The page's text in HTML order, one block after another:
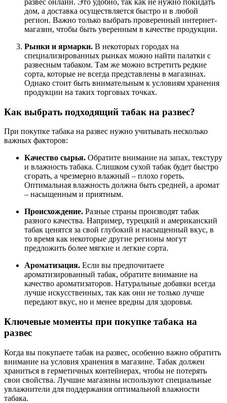
дом, а доставка осуществляется быстро и в любой
регион. Важно только выбрать проверенный интернет-
магазин, чтобы быть уверенным в качестве продукции.
Рынки и ярмарки. В некоторых городах на
специализированных рынках можно найти палатки с
развесным табаком. Там же можно встретить редкие
сорта, которые не всегда представлены в магазинах.
Однако стоит быть внимательным к условиям хранения
продукции на таких торговых точках.
Как выбрать подходящий табак на развес?
При покупке табака на развес нужно учитывать несколько
важных факторов:
Качество сырья. Обратите внимание на запах, текстуру
и влажность табака. Слишком сухой табак будет быстро
сгорать, а чрезмерно влажный – плохо гореть.
Оптимальная влажность должна быть средней, а аромат
– насыщенным и приятным.
Происхождение. Разные страны производят табак
разного качества. Например, турецкий и американский
табак ценятся за свой глубокий и насыщенный вкус, в
то время как некоторые другие регионы могут
предложить более мягкие и легкие сорта.
Ароматизация. Если вы предпочитаете
ароматизированный табак, обратите внимание на
качество ароматизаторов. Натуральные добавки всегда
лучше искусственных, так как они не только лучше
передают вкус, но и менее вредны для здоровья.
Ключевые моменты при покупке табака на
развес
Когда вы покупаете табак на развес, особенно важно обратить
внимание на условия хранения в магазине. Табак должен
храниться в герметичных контейнерах, чтобы не потерять
свои свойства. Лучшие магазины используют специальные
увлажнители для поддержания оптимальной влажности
табака.